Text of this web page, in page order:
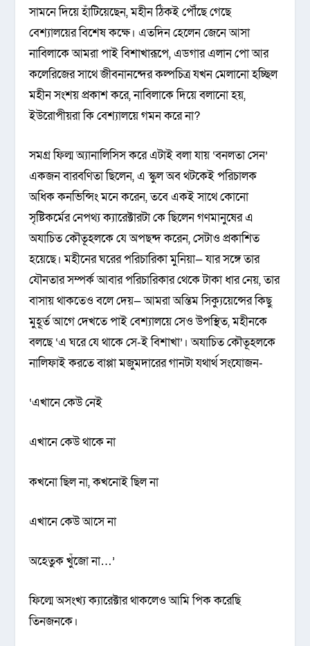
সামনে দিয়ে হাঁটিয়েছেন, মহীন ঠিকই পৌঁছে গেছে
বেশ্যালয়ের বিশেষ কক্ষে। এতদিন হেলেন জেনে আসা
নাবিলাকে আমরা পাই বিশাখারূপে, এডগার এলান পো আর
কলেরিজের সাথে জীবনানন্দের কল্পচিত্র যখন মেলানো হচ্ছিল
মহীন সংশয় প্রকাশ করে, নাবিলাকে দিয়ে বলানো হয়,
ইউরোপীয়রা কি বেশ্যালয়ে গমন করে না?
সমগ্র ফিল্ম অ্যানালিসিস করে এটাই বলা যায় ‘বনলতা সেন’
একজন বারবণিতা ছিলেন, এ স্কুল অব থটকেই পরিচালক
অধিক কনভিন্সিং মনে করেন, তবে একই সাথে কোনো
সৃষ্টিকর্মের নেপথ্য ক্যারেক্টারটা কে ছিলেন গণমানুষের এ
অযাচিত কৌতূহলকে যে অপছন্দ করেন, সেটাও প্রকাশিত
হয়েছে। মহীনের ঘরের পরিচারিকা মুনিয়া— যার সঙ্গে তার
যৌনতার সম্পর্ক আবার পরিচারিকার থেকে টাকা ধার নেয়, তার
বাসায় থাকতেও বলে দেয়— আমরা অন্তিম সিক্যুয়েন্সের কিছু
মুহূর্ত আগে দেখতে পাই বেশ্যালয়ে সেও উপস্থিত, মহীনকে
বলছে ‘এ ঘরে যে থাকে সে-ই বিশাখা’। অযাচিত কৌতূহলকে
নালিফাই করতে বাপ্পা মজুমদারের গানটা যথার্থ সংযোজন-
‘এখানে কেউ নেই
এখানে কেউ থাকে না
কখনো ছিল না, কখনোই ছিল না
এখানে কেউ আসে না
অহেতুক খুঁজো না…’
ফিল্মে অসংখ্য ক্যারেক্টার থাকলেও আমি পিক করেছি
তিনজনকে।